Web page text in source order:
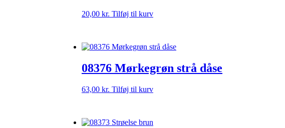
20,00 kr. Tilføj til kurv
08376 Mørkegrøn strå dåse
63,00 kr. Tilføj til kurv